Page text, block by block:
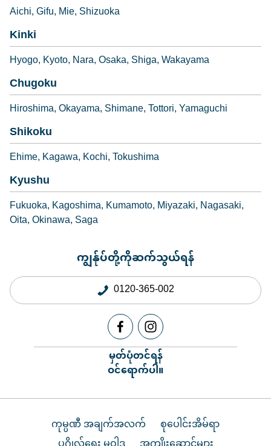
Aichi Gifu Mie Shizuoka
Kinki
Hyogo Kyoto Nara Osaka Shiga Wakayama
Chugoku
Hiroshima Okayama Shimane Tottori Yamaguchi
Shikoku
Ehime Kagawa Kochi Tokushima
Kyushu
Fukuoka Kagoshima Kumamoto Miyazaki Nagasaki
Oita Okinawa Saga
ကျွန်ုပ်တို့ကိုဆက်သွယ်ရန်
0120-365-002
မှတ်ပုံတင်ရန်
ဝင်ရောက်ပါ။
ကုမ္ပဏီ အချက်အလက်
စုပေါင်းအိမ်ရာ